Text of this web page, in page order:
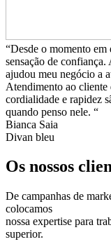
“Desde o momento em
sensação de
ajudou meu negócio a
Atendimento ao cliente
cordialidade e rapidez
quando penso nele. “
Bianca Saia
Divan bleu
Os nossos
De campanhas de
colocamos
nossa expertise para
superior.